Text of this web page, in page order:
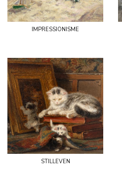
impressionisme
stilleven